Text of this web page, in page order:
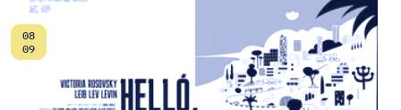
Dátum:
08
09